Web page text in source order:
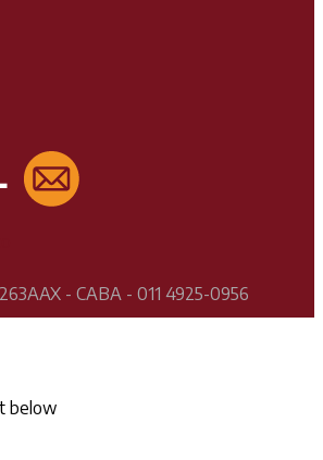
- CABA - 011 4925-0956
below